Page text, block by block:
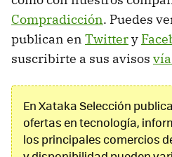
Compradicción. Puedes
publican en Twittery
suscribirte a sus avisos
En Xataka Selección
ofertas en tecnología,
los principales comercios